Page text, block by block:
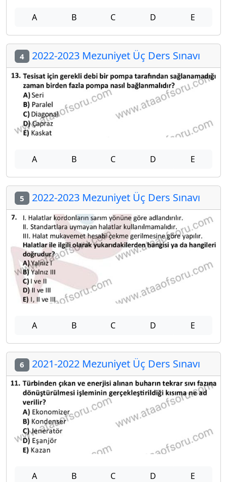
A B C D E
4 2022-2023 Mezuniyet Üç Ders Sınavı
A B C D E
5 2022-2023 Mezuniyet Üç Ders Sınavı
A B C D E
6 2021-2022 Mezuniyet Üç Ders Sınavı
A B C D E